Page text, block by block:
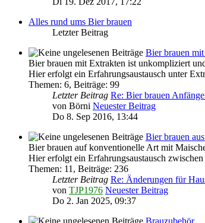
Alles rund ums Bier brauen
Letzter Beitrag
Bier brauen
Bier brauen mit Extrakten ist unkompliziert
Hier erfolgt ein Erfahrungsaustausch unter
Themen: 6, Beiträge: 99
Letzter Beitrag Re: Bier brauen
von Börni Neuester Beitrag
Do 8. Sep 2016, 13:44
Bier brauen
Bier brauen auf konventionelle Art mit
Hier erfolgt ein Erfahrungsaustausch
Themen: 11 , Beiträge: 236
Letzter Beitrag Re: Änderungen für
von TJP1976 Neuester Beitrag
Do 2. Jan 2025, 09:37
Brauzubehör